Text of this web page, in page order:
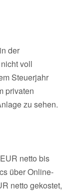
der
voll
Steuerjahr
privaten
zu sehen.
netto bis
über Online-
netto gekostet,